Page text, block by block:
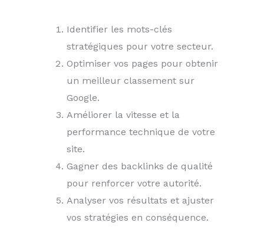
Identifier les mots-clés
stratégiques pour votre secteur.
Optimiser vos pages pour obtenir
un meilleur classement sur
Google.
Améliorer la vitesse et la
performance technique de votre
site.
Gagner des backlinks de qualité
pour renforcer votre autorité.
Analyser vos résultats et ajuster
vos stratégies en conséquence.